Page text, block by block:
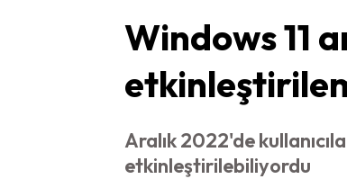
Windows 11
Aralık 2022'de
etkinleştirilebiliyordu